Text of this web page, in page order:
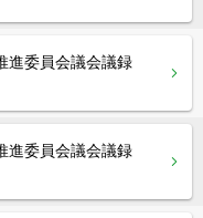
進委員会議会議録
進委員会議会議録